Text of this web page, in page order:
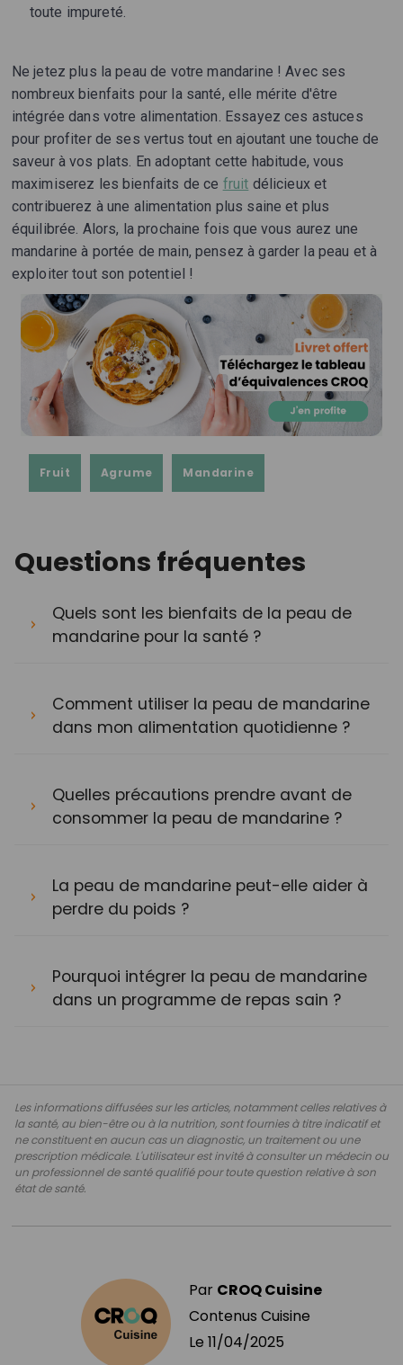
toute impureté.
Ne jetez plus la peau de votre mandarine ! Avec ses
nombreux bienfaits pour la santé, elle mérite d'être
intégrée dans votre alimentation. Essayez ces astuces
pour profiter de ses vertus tout en ajoutant une touche de
saveur à vos plats. En adoptant cette habitude, vous
maximiserez les bienfaits de ce fruit délicieux et
contribuerez à une alimentation plus saine et plus
équilibrée. Alors, la prochaine fois que vous aurez une
mandarine à portée de main, pensez à garder la peau et à
exploiter tout son potentiel !
Fruit Agrume Mandarine
Questions fréquentes
Quels sont les bienfaits de la peau de
mandarine pour la santé ?
Comment utiliser la peau de mandarine
dans mon alimentation quotidienne ?
Quelles précautions prendre avant de
consommer la peau de mandarine ?
La peau de mandarine peut-elle aider à
perdre du poids ?
Pourquoi intégrer la peau de mandarine
dans un programme de repas sain ?
Les informations diffusées sur les articles, notamment celles relatives à
la santé, au bien-être ou à la nutrition, sont fournies à titre indicatif et
ne constituent en aucun cas un diagnostic, un traitement ou une
prescription médicale. L'utilisateur est invité à consulter un médecin ou
un professionnel de santé qualifié pour toute question relative à son
état de santé.
Par CROQ Cuisine
Contenus Cuisine
Le 11/04/2025